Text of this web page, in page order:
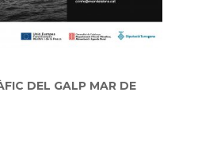
DEL GALP MAR DE